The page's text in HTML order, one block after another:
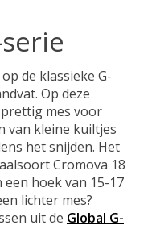
de klassieke G-
Op deze
mes voor
van kleine kuiltjes
het snijden. Het
Cromova 18
hoek van 15-17
lichter mes?
uit de Global G-